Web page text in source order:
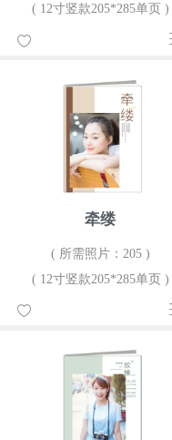
( 12寸竖款205*285单页 )
牵缕
( 所需照片：205 )
( 12寸竖款205*285单页 )